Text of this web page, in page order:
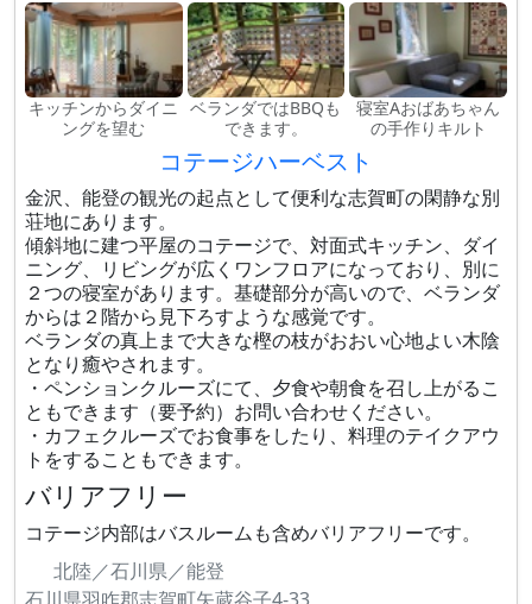
キッチンからダイニ
ングを望む
ベランダではBBQも
できます。
寝室Aおばあちゃん
の手作りキルト
コテージハーベスト
金沢、能登の観光の起点として便利な志賀町の閑静な別
荘地にあります。
傾斜地に建つ平屋のコテージで、対面式キッチン、ダイ
ニング、リビングが広くワンフロアになっており、別に
２つの寝室があります。基礎部分が高いので、ベランダ
からは２階から見下ろすような感覚です。
ベランダの真上まで大きな樫の枝がおおい心地よい木陰
となり癒やされます。
・ペンションクルーズにて、夕食や朝食を召し上がるこ
ともできます（要予約）お問い合わせください。
・カフェクルーズでお食事をしたり、料理のテイクアウ
トをすることもできます。
バリアフリー
コテージ内部はバスルームも含めバリアフリーです。
北陸／石川県／能登